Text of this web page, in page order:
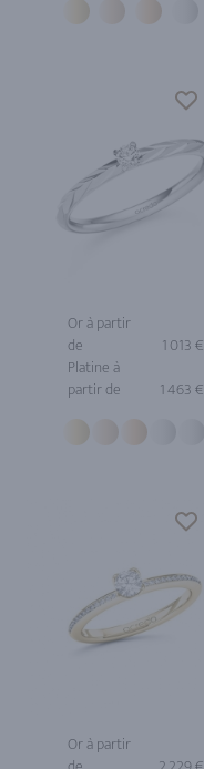
Or à partir
de
1 013 €
Platine à
partir de
1 463 €
Or à partir